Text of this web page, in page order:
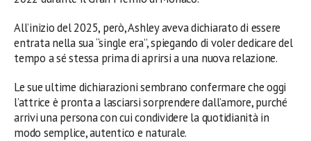
All’inizio del 2025, però, Ashley aveva dichiarato di essere
entrata nella sua “single era”, spiegando di voler dedicare del
tempo a sé stessa prima di aprirsi a una nuova relazione.
Le sue ultime dichiarazioni sembrano confermare che oggi
l’attrice è pronta a lasciarsi sorprendere dall’amore, purché
arrivi una persona con cui condividere la quotidianità in
modo semplice, autentico e naturale.